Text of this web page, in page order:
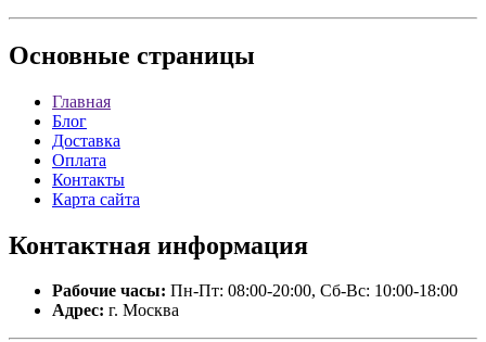
Основные страницы
Главная
Блог
Доставка
Оплата
Контакты
Карта сайта
Контактная информация
Рабочие часы: Пн-Пт: 08:00-20:00, Сб-Вс: 10:00-18:00
Адрес: г. Москва